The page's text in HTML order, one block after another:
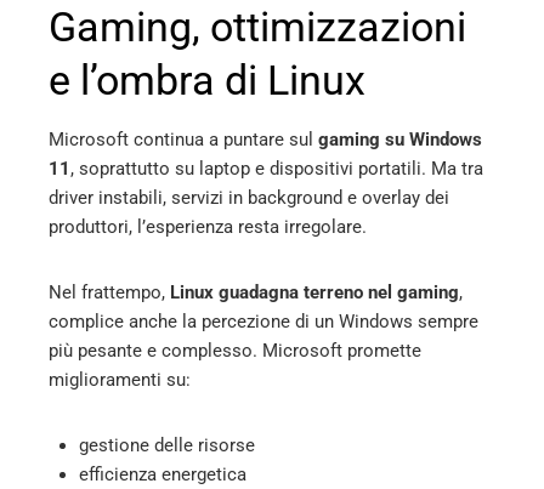
Gaming, ottimizzazioni
e l’ombra di Linux
Microsoft continua a puntare sul gaming su Windows
11 , soprattutto su laptop e dispositivi portatili. Ma tra
driver instabili, servizi in background e overlay dei
produttori, l’esperienza resta irregolare.
Nel frattempo, Linux guadagna terreno nel gaming,
complice anche la percezione di un Windows sempre
più pesante e complesso. Microsoft promette
miglioramenti su:
gestione delle risorse
efficienza energetica